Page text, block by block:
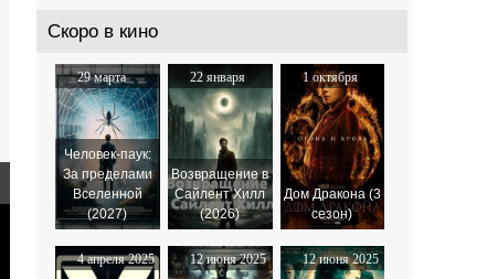
Скоро в кино
29 марта
2024
Человек-паук:
За пределами
Вселенной
(2027)
22 января
2026
Возвращение в
Сайлент Хилл
(2026)
1 октября
2025
Дом Дракона (3
сезон)
4 апреля 2025 12 июня 2025 12 июня 2025